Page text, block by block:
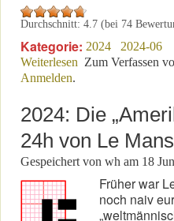
Durchschnitt: 4.7 (bei 74
Kategorie: 2024
2024-06
Weiterlesen über NLS: Eine
Zum Verfassen
Anmelden.
2024: Die
24h von Le
Gespeichert von wh am 18
Früher war
noch naiv